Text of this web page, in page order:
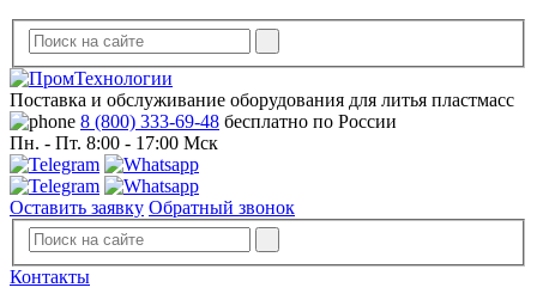
Поставка и обслуживание оборудования для литья пластмасс
8 (800) 333-69-48 бесплатно по России
Пн. - Пт. 8:00 - 17:00 Мск
Оставить заявку Обратный звонок
Контакты